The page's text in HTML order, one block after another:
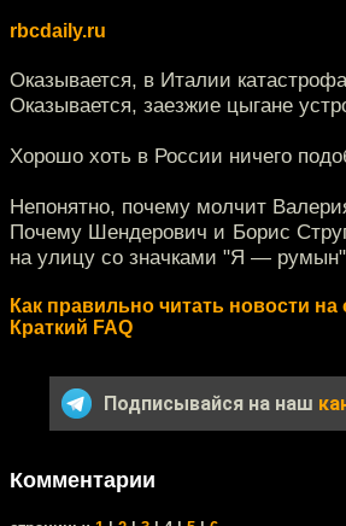
rbcdaily.ru
Оказывается, в Италии
Оказывается, заезжие цыгане
Хорошо хоть в России ничего
Непонятно, почему молчит
Почему Шендерович и Борис
на улицу со значками "Я —
Как правильно читать новости на
Краткий FAQ
Подписывайся на наш
Комментарии